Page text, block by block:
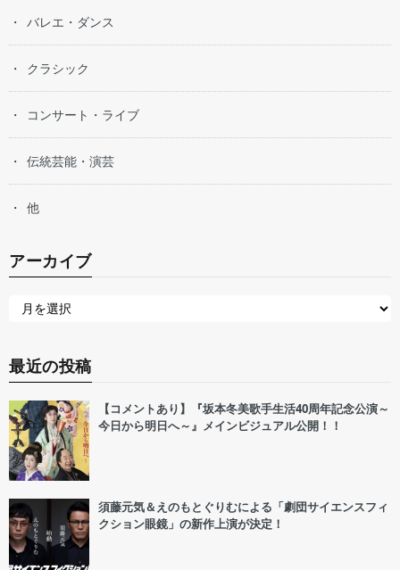
バレエ・ダンス
クラシック
コンサート・ライブ
伝統芸能・演芸
他
アーカイブ
最近の投稿
【コメントあり】『坂本冬美歌手生活40周年記念公演～
今日から明日へ～』メインビジュアル公開！！
須藤元気＆えのもとぐりむによる「劇団サイエンスフィ
クション眼鏡」の新作上演が決定！